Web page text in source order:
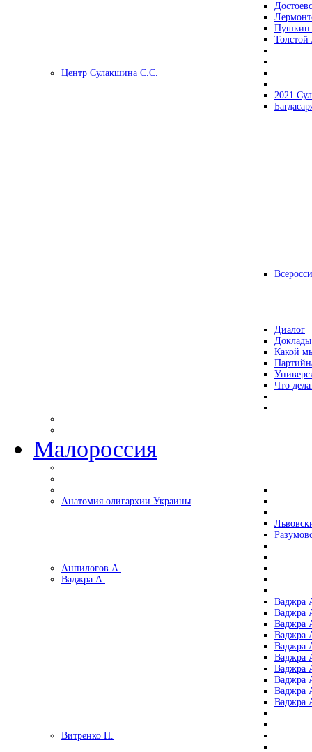
Центр Сулакшина С.С.
2021
Диалог
Какой
Что
Малороссия
Анатомия олигархии Украины
Анпилогов А.
Ваджра А.
Ваджра
Ваджра
Ваджра
Ваджра
Ваджра
Ваджра
Ваджра
Ваджра
Ваджра
Ваджра
Витренко Н.